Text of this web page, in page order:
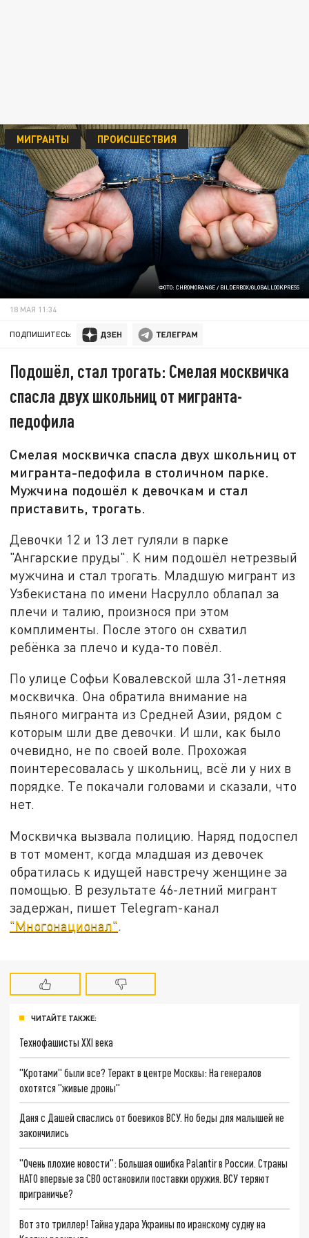
ФОТО: CHROMORANGE / BILDERBOX/GLOBALLOOKPRESS
МИГРАНТЫ ПРОИСШЕСТВИЯ
18 МАЯ 11:34
ПОДПИШИТЕСЬ:
Подошёл, стал трогать: Смелая москвичка
спасла двух школьниц от мигранта-
педофила
Смелая москвичка спасла двух школьниц от
мигранта-педофила в столичном парке.
Мужчина подошёл к девочкам и стал
приставить, трогать.
Девочки 12 и 13 лет гуляли в парке
"Ангарские пруды". К ним подошёл нетрезвый
мужчина и стал трогать. Младшую мигрант из
Узбекистана по имени Насрулло облапал за
плечи и талию, произнося при этом
комплименты. После этого он схватил
ребёнка за плечо и куда-то повёл.
По улице Софьи Ковалевской шла 31-летняя
москвичка. Она обратила внимание на
пьяного мигранта из Средней Азии, рядом с
которым шли две девочки. И шли, как было
очевидно, не по своей воле. Прохожая
поинтересовалась у школьниц, всё ли у них в
порядке. Те покачали головами и сказали, что
нет.
Москвичка вызвала полицию. Наряд подоспел
в тот момент, когда младшая из девочек
обратилась к идущей навстречу женщине за
помощью. В результате 46-летний мигрант
задержан, пишет Telegram-канал
"Многонационал".
ЧИТАЙТЕ ТАКЖЕ:
Технофашисты XXI века
"Кротами" были все? Теракт в центре Москвы: На генералов
охотятся "живые дроны"
Даня с Дашей спаслись от боевиков ВСУ. Но беды для малышей не
закончились
"Очень плохие новости": Большая ошибка Palantir в России. Страны
НАТО впервые за СВО остановили поставки оружия. ВСУ теряют
приграничье?
Вот это триллер! Тайна удара Украины по иранскому судну на